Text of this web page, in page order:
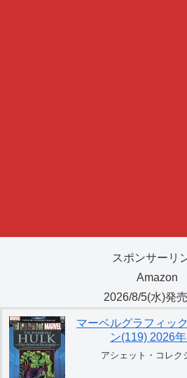
スポンサーリ
Amazon
2026/8/5(水)発売
マーベルグラフィッ
ン(119) 2026
アシェット・コレク